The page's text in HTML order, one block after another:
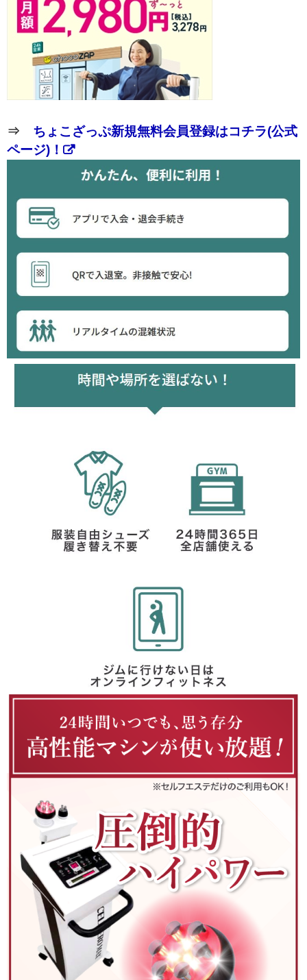
⇒ ちょこざっぷ新規無料会員登録はコチラ(公式
ページ)！